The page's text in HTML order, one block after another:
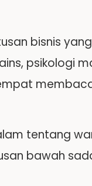
bisnis
psikologi
tentang
bawah